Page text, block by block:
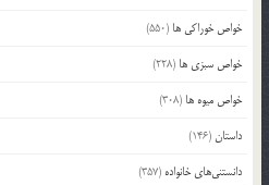
خواص خوراکی ها (550)
خواص سبزی ها (228)
خواص میوه ها (308)
داستان(146)
دانستنی‌های خانواده (357)